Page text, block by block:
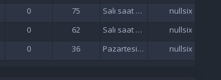
0 75 Salı saat 15:47'de nullsix
0 62 Salı saat 02:13'de nullsix
0 36 Pazartesi saat 22:01'de nullsix